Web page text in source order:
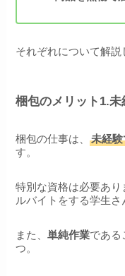
それぞれについて解説
梱包のメリット1.
梱包の仕事は、未経
す。
特別な資格は必要あ
ルバイトをする学生さ
また、単純作業である
つ。